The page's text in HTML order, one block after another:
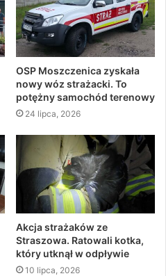
OSP Moszczenica zyskała
nowy wóz strażacki. To
potężny samochód terenowy
24 lipca, 2026
Akcja strażaków ze
Straszowa. Ratowali kotka,
który utknął w odpływie
10 lipca, 2026